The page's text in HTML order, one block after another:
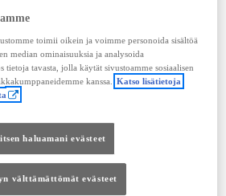
toimii oikein ja voimme personoida sisältöä
median ominaisuuksia ja analysoida
tietoja tavasta, jolla käytät sivustoamme sosiaalisen
kanssa.
Katso lisätietoja
haluamani evästeet
välttämättömät evästeet